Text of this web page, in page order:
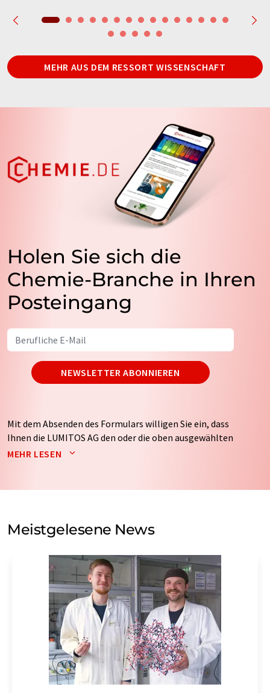
MEHR AUS DEM RESSORT WISSENSCHAFT
Holen Sie sich die
Chemie-Branche in Ihren
Posteingang
NEWSLETTER ABONNIEREN
Mit dem Absenden des Formulars willigen Sie ein, dass
Ihnen die LUMITOS AG den oder die oben ausgewählten
Newsletter per E-Mail zusendet. Ihre Daten werden
auf Basis unsererDatenschutzerklärung. LUMITOS darf
Meinungsforschung per E-Mail kontaktieren. Ihre
Einwilligung können Sie jederzeit ohne Angabe von
Str. 2, 12489 Berlin oder per E-Mail unter
widerruf@lumitos.commit Wirkung für die Zukunft
widerrufen. Zudem ist in jeder E-Mail ein Link zur
Abbestellung des entsprechenden Newsletters
enthalten.
MEHR LESEN
Meistgelesene News